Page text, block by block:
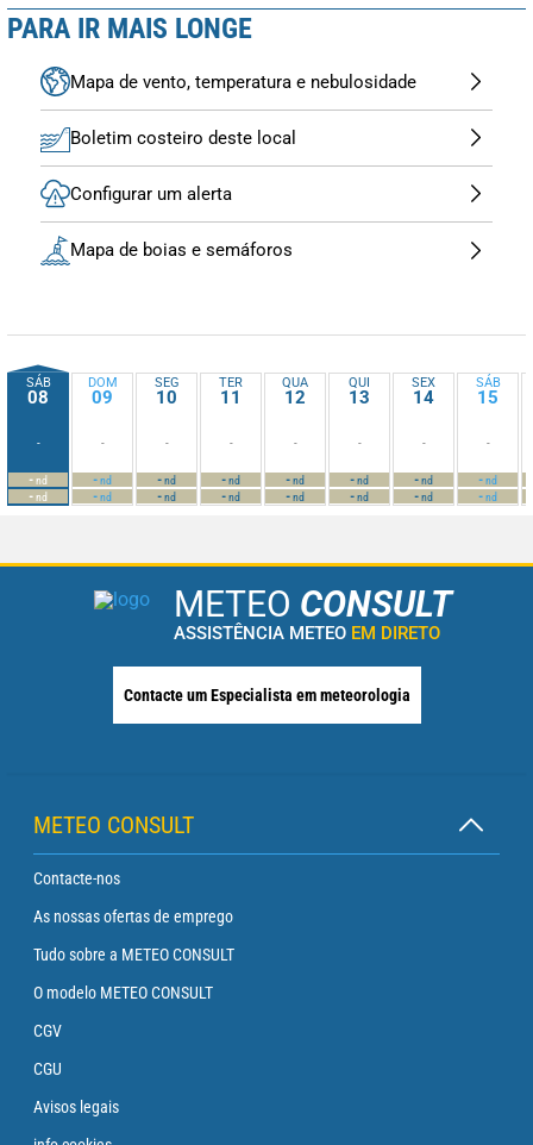
PARA IR MAIS LONGE
Mapa de vento, temperatura e nebulosidade
Boletim costeiro deste local
Configurar um alerta
Mapa de boias e semáforos
SÁB
08
-
-nd
-nd
DOM
09
-
-nd
-nd
SEG
10
-
-nd
-nd
TER
11
-
-nd
-nd
QUA
12
-
-nd
-nd
QUI
13
-
-nd
-nd
SEX
14
-
-nd
-nd
SÁB
15
-
-nd
-nd
METEO CONSULT
ASSISTÊNCIA METEO EM DIRETO
Contacte um Especialista em meteorologia
METEO CONSULT
Contacte-nos
As nossas ofertas de emprego
Tudo sobre a METEO CONSULT
O modelo METEO CONSULT
CGV
CGU
Avisos legais